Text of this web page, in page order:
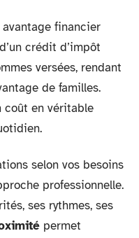
financier
crédit d’impôt
versées, rendant
de familles.
coût en véritable
selon vos besoins
professionnelle.
ses rythmes, ses
permet